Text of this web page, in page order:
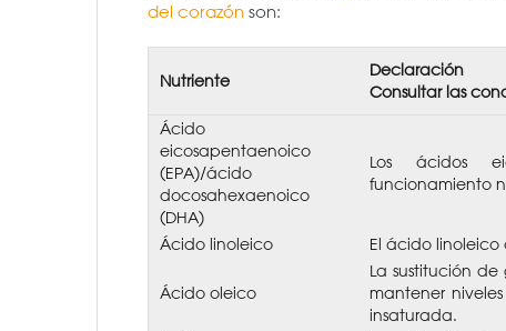
del corazón son:
Nutriente
Declaración
Consultar las
Ácido
eicosapentaenoico
(EPA)/ácido
docosahexaenoico
(DHA)
Los ácidos
funcionamiento
Ácido linoleico El ácido linoleico
Ácido oleico
La sustitución
mantener
insaturada.